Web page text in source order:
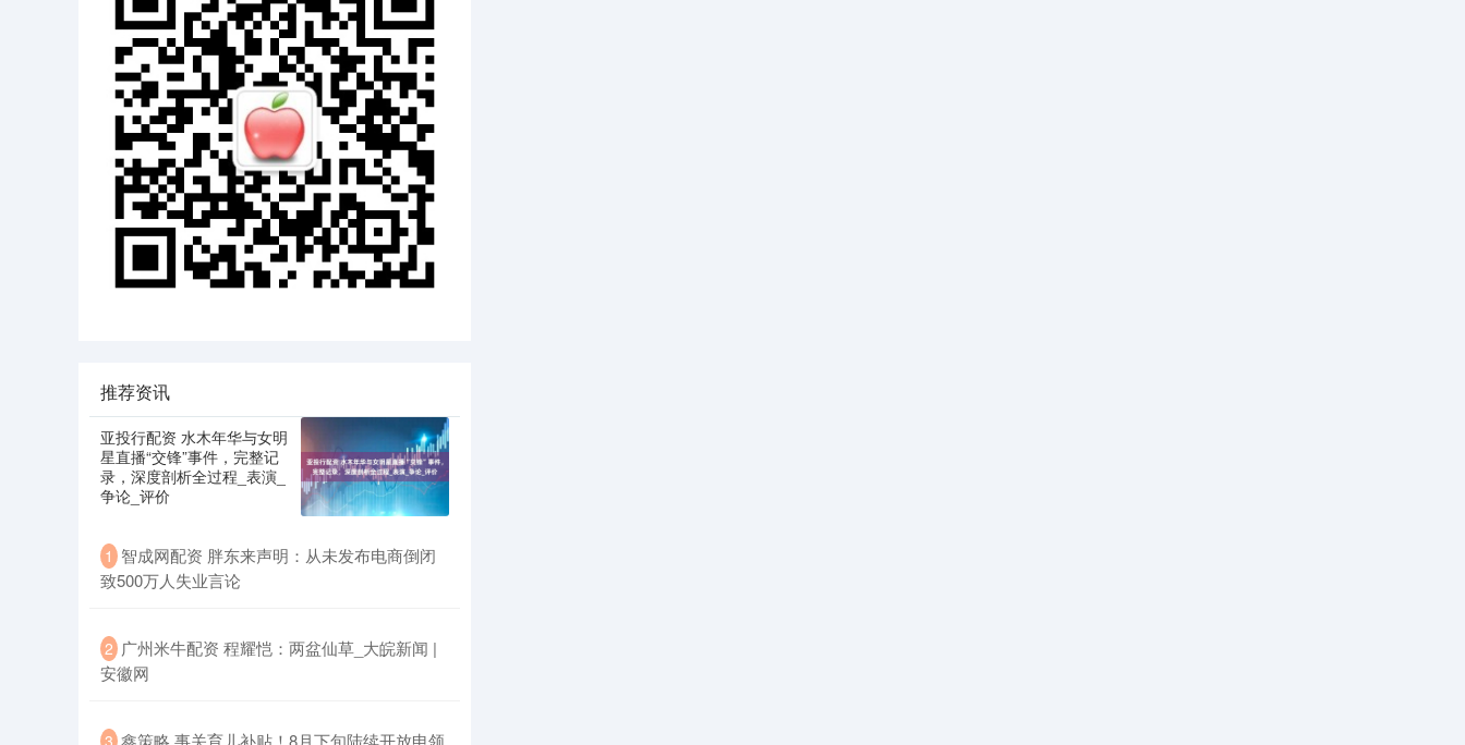
推荐资讯
亚投行配资 水木年华与女明
星直播“交锋”事件，完整记
录，深度剖析全过程_表演_
争论_评价
1 智成网配资 胖东来声明：从未发布电商倒闭
致500万人失业言论
2 广州米牛配资 程耀恺：两盆仙草_大皖新闻 |
安徽网
3 鑫策略 事关育儿补贴！8月下旬陆续开放申领